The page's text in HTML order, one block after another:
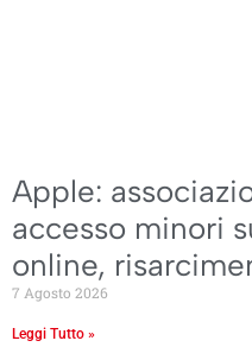
Apple:
accesso minori
online,
7 Agosto 2026
Leggi Tutto »